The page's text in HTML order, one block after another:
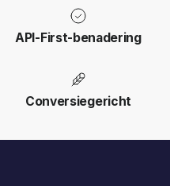
API-First-benadering
Conversiegericht